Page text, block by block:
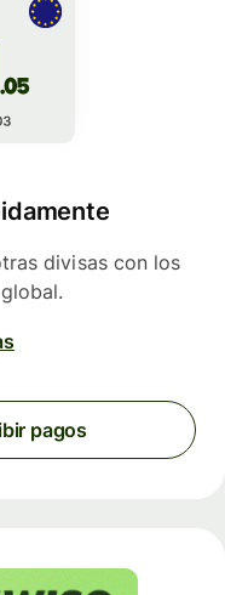
divisas con los
pagos